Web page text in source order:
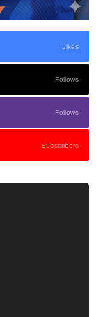
Likes
Follows
Follows
Subscribers